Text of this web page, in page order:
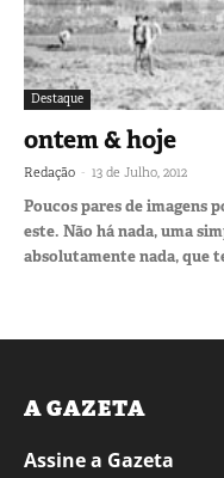
Destaque
ontem & hoje
Redação - 13 de Julho, 2012
Poucos pares de imagens
este. Não há nada, uma
absolutamente nada, que
A GAZETA
Assine a Gazeta